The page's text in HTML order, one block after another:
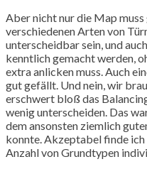
Aber nicht nur die Map
verschiedenen Arten von
unterscheidbar sein, und
kenntlich gemacht werden,
extra anlicken muss. Auch
gut gefällt. Und nein, wir
erschwert bloß das
wenig unterscheiden. Das
dem ansonsten ziemlich
konnte. Akzeptabel finde ich
Anzahl von Grundtypen